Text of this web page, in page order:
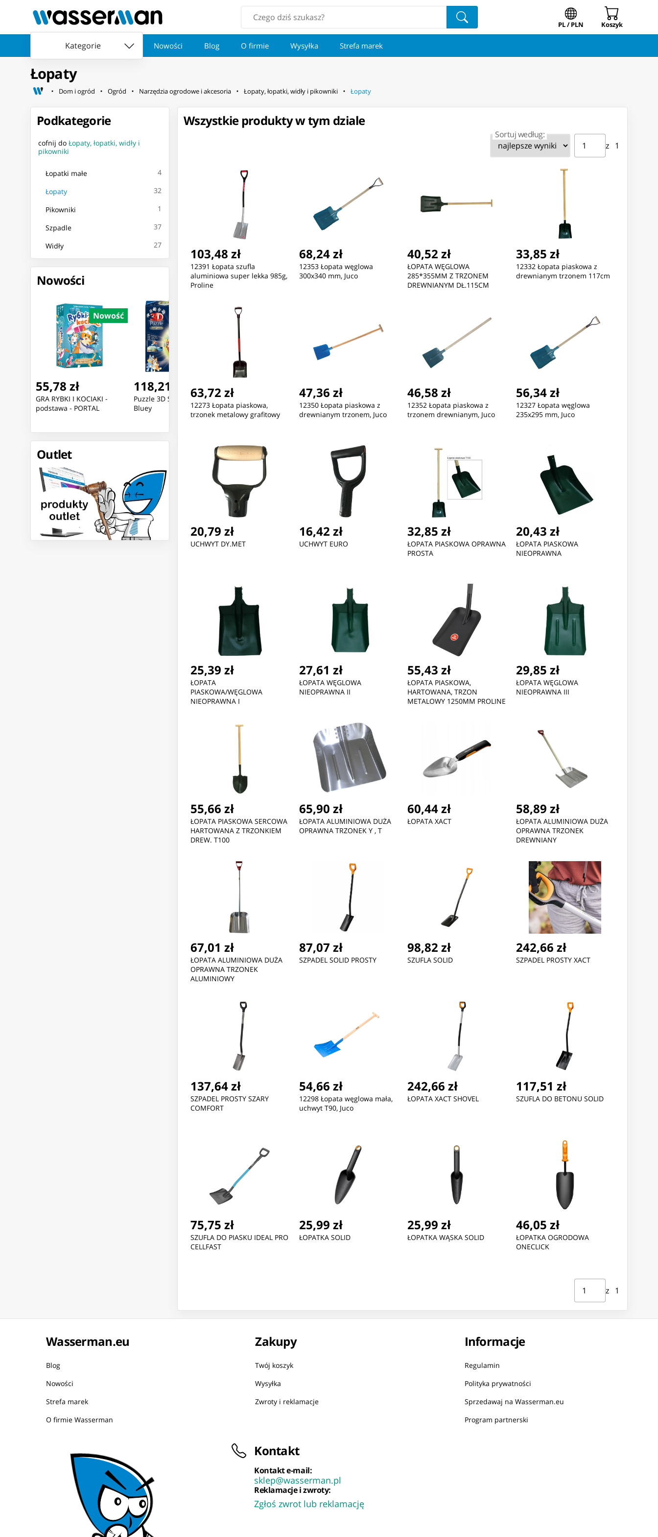
PL / PLN Koszyk
Kategorie Nowości Blog O firmie Wysyłka Strefa marek
Łopaty
Dom i ogród Ogród Narzędzia ogrodowe i akcesoria Łopaty, łopatki, widły i pikowniki Łopaty
Podkategorie
cofnij do Łopaty, łopatki, widły i
pikowniki
Łopatki małe 4
Łopaty 32
Pikowniki 1
Szpadle 37
Widły 27
Nowości
Nowość
118,21 zł
Puzzle 3D Świecąca Kula:
Bluey
367,86 zł
ZEGAREK DAMSKI TOMMY
HILFIGER 1782141 ARI
432,12 zł
ZEGAREK MĘSKI TOMMY
HILFIGER 1791799 + BOX
432,12 zł
ZEGAREK MĘSKI TOMMY
HILFIGER 1792183 (zf132a)
Nowość
346,37 zł
ZEGAREK DAMSKI TOMMY
HILFIGER 1782586 - Iris
(zf607c) + BOX
Nowość
462,56 zł
ZEGAREK MĘSKI ARMANI
EXCHANGE AX1764 + BOX
Outlet
Wszystkie produkty w tym dziale
Sortuj według: Strona ⁨1⁩ z ⁨1⁩
z ⁨1⁩
Przejdź do strony
103,48 zł
12391 Łopata szufla
aluminiowa super lekka 985g,
Proline
68,24 zł
12353 Łopata węglowa
300x340 mm, Juco
40,52 zł
ŁOPATA WĘGLOWA
285*355MM Z TRZONEM
DREWNIANYM DŁ.115CM
33,85 zł
12332 Łopata piaskowa z
drewnianym trzonem 117cm
63,72 zł
12273 Łopata piaskowa,
trzonek metalowy grafitowy
47,36 zł
12350 Łopata piaskowa z
drewnianym trzonem, Juco
46,58 zł
12352 Łopata piaskowa z
trzonem drewnianym, Juco
56,34 zł
12327 Łopata węglowa
235x295 mm, Juco
20,79 zł
UCHWYT DY.MET
16,42 zł
UCHWYT EURO
32,85 zł
ŁOPATA PIASKOWA OPRAWNA
PROSTA
20,43 zł
ŁOPATA PIASKOWA
NIEOPRAWNA
25,39 zł
ŁOPATA
PIASKOWA/WĘGLOWA
NIEOPRAWNA I
27,61 zł
ŁOPATA WĘGLOWA
NIEOPRAWNA II
55,43 zł
ŁOPATA PIASKOWA,
HARTOWANA, TRZON
METALOWY 1250MM PROLINE
29,85 zł
ŁOPATA WĘGLOWA
NIEOPRAWNA III
55,66 zł
ŁOPATA PIASKOWA SERCOWA
HARTOWANA Z TRZONKIEM
DREW. T100
65,90 zł
ŁOPATA ALUMINIOWA DUŻA
OPRAWNA TRZONEK Y , T
60,44 zł
ŁOPATA XACT
58,89 zł
ŁOPATA ALUMINIOWA DUŻA
OPRAWNA TRZONEK
DREWNIANY
67,01 zł
ŁOPATA ALUMINIOWA DUŻA
OPRAWNA TRZONEK
ALUMINIOWY
87,07 zł
SZPADEL SOLID PROSTY
98,82 zł
SZUFLA SOLID
242,66 zł
SZPADEL PROSTY XACT
137,64 zł
SZPADEL PROSTY SZARY
COMFORT
54,66 zł
12298 Łopata węglowa mała,
uchwyt T90, Juco
242,66 zł
ŁOPATA XACT SHOVEL
117,51 zł
SZUFLA DO BETONU SOLID
75,75 zł
SZUFLA DO PIASKU IDEAL PRO
CELLFAST
25,99 zł
ŁOPATKA SOLID
25,99 zł
ŁOPATKA WĄSKA SOLID
46,05 zł
ŁOPATKA OGRODOWA
ONECLICK
Strona ⁨1⁩ z ⁨1⁩
z ⁨1⁩
Przejdź do strony
Wasserman.eu
Blog
Nowości
Strefa marek
O firmie Wasserman
Zakupy
Twój koszyk
Wysyłka
Zwroty i reklamacje
Informacje
Regulamin
Polityka prywatności
Sprzedawaj na Wasserman.eu
Program partnerski
Kontakt
Kontakt e-mail:
sklep@wasserman.pl
Reklamacje i zwroty:
Zgłoś zwrot lub reklamację